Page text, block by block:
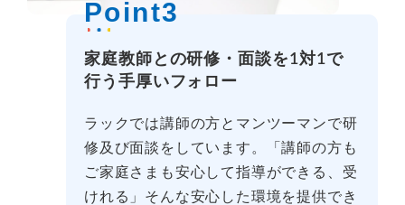
Point3
家庭教師との研修・面談を1対1で
行う手厚いフォロー
ラックでは講師の方とマンツーマンで研
修及び面談をしています。「講師の方も
ご家庭さまも安心して指導ができる、受
けれる」そんな安心した環境を提供でき